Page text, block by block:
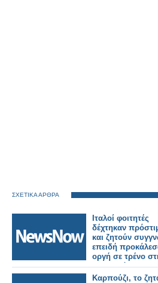
ΣΧΕΤΙΚΑ ΑΡΘΡΑ
Ιταλοί φοιτητές
δέχτηκαν
και ζητούν
επειδή
οργή σε τρένο
Μπανγκόκ.
Καρπούζι, το